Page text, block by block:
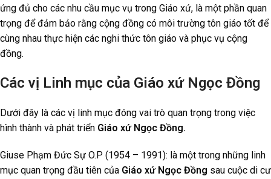
ứng đủ cho các nhu cầu mục vụ trong Giáo xứ, là một phần quan
trọng để đảm bảo rằng cộng đồng có môi trường tôn giáo tốt để
cùng nhau thực hiện các nghi thức tôn giáo và phục vụ cộng
đồng.
Các vị Linh mục của Giáo xứ Ngọc Đồng
Dưới đây là các vị linh mục đóng vai trò quan trọng trong việc
hình thành và phát triển Giáo xứ Ngọc Đồng.
Giuse Phạm Đức Sự O.P (1954 – 1991): là một trong những linh
mục quan trọng đầu tiên của Giáo xứ Ngọc Đồng sau cuộc di cư